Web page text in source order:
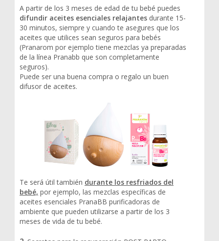
A partir de los 3 meses de edad de tu bebé puedes
difundir aceites esenciales relajantes durante 15-
30 minutos, siempre y cuando te asegures que los
aceites que utilices sean seguros para bebés
(Pranarom por ejemplo tiene mezclas ya preparadas
de la línea Pranabb que son completamente
seguros).
Puede ser una buena compra o regalo un buen
difusor de aceites.
Te será útil también durante los resfriados del
bebé, por ejemplo, las mezclas específicas de
aceites esenciales PranaBB purificadoras de
ambiente que pueden utilizarse a partir de los 3
meses de vida de tu bebé.